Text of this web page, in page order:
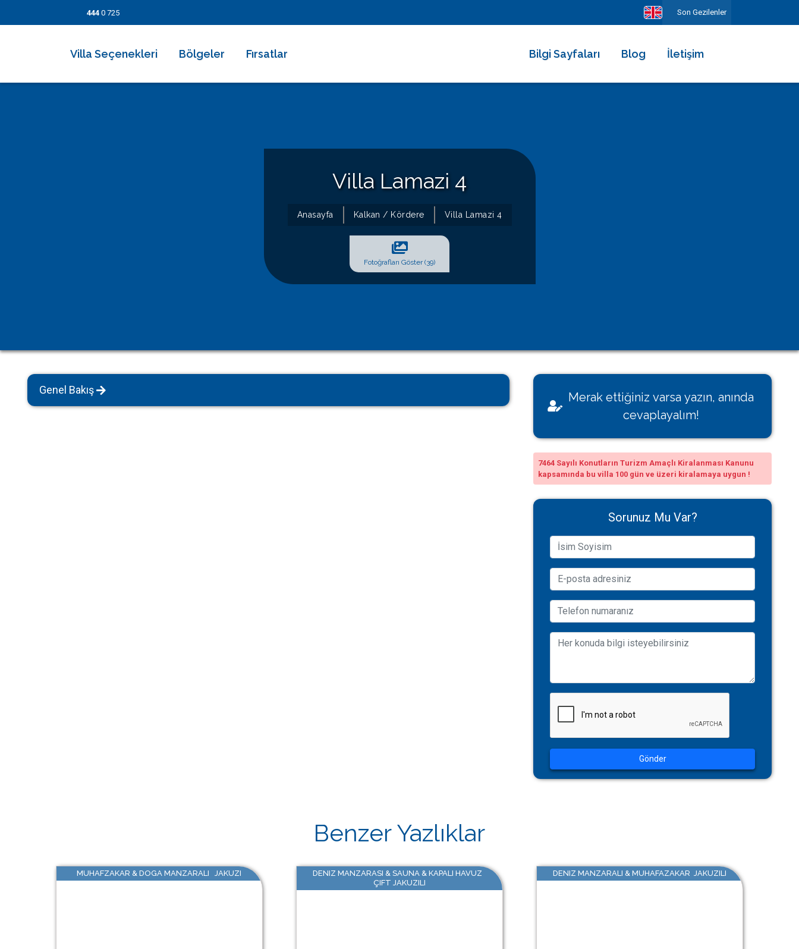
444 0 725 Son Gezilenler
Villa Seçenekleri
Kiralık Apartlar
Bungalov Evler
Kahvaltı Dahil Villalar
Bölgeler Fırsatlar Bilgi Sayfaları
Erken Rezervasyonun Avantajları
Kişisel Verilerin Korunması
Villamı Kiraya Vermek İstiyorum
Sağlığınız Bizim İçin Değerli
Konut İzin Belge Başvurusu
Bakanlık Belgeli Konutlar
Blog İletişim
Villa Lamazi 4
Anasayfa Kalkan / Kördere Villa Lamazi 4
Fotoğrafları Göster (39)
Genel Bakış
Merak ettiğiniz varsa yazın, anında
cevaplayalım!
7464 Sayılı Konutların Turizm Amaçlı Kiralanması Kanunu
kapsamında bu villa 100 gün ve üzeri kiralamaya uygun !
Sorunuz Mu Var?
Gönder
Benzer Yazlıklar
MUHAFZAKAR & DOGA MANZARALI JAKUZI
DENIZ MANZARASI & SAUNA & KAPALI HAVUZ
ÇIFT JAKUZILI
DENIZ MANZARALI & MUHAFAZAKAR JAKUZILI